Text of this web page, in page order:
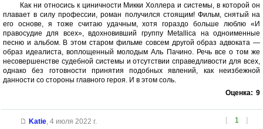
Как ни относись к циничности Микки Холлера и системы, в которой он
плавает в силу профессии, роман получился стоящим! Фильм, снятый на
его основе, я тоже считаю удачным, хотя гораздо больше люблю «И
правосудие для всех», вдохновивший группу Metallica на одноименные
песню и альбом. В этом старом фильме совсем другой образ адвоката —
образ идеалиста, воплощенный молодым Аль Пачино. Речь все о том же
несовершенстве судебной системы и отсутствии справедливости для всех,
однако без готовности принятия подобных явлений, как неизбежной
данности со стороны главного героя. И в этом соль.
Оценка: 9
[ 1 ]
Katie, 4 июля 2022 г.